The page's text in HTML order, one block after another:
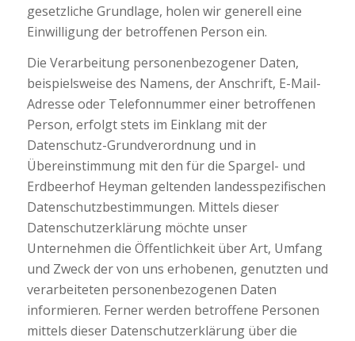
gesetzliche Grundlage, holen wir generell eine
Einwilligung der betroffenen Person ein.
Die Verarbeitung personenbezogener Daten,
beispielsweise des Namens, der Anschrift, E-Mail-
Adresse oder Telefonnummer einer betroffenen
Person, erfolgt stets im Einklang mit der
Datenschutz-Grundverordnung und in
Übereinstimmung mit den für die Spargel- und
Erdbeerhof Heyman geltenden landesspezifischen
Datenschutzbestimmungen. Mittels dieser
Datenschutzerklärung möchte unser
Unternehmen die Öffentlichkeit über Art, Umfang
und Zweck der von uns erhobenen, genutzten und
verarbeiteten personenbezogenen Daten
informieren. Ferner werden betroffene Personen
mittels dieser Datenschutzerklärung über die